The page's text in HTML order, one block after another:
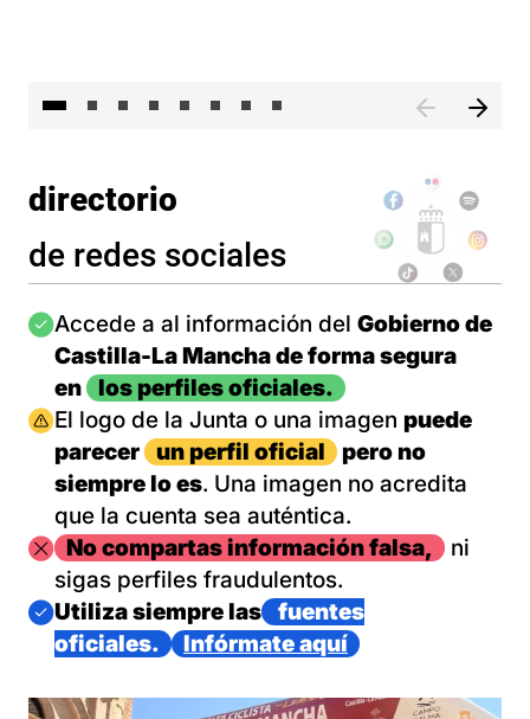
directorio
de redes sociales
Imagen
Accede a al información del Gobierno de
Castilla-La Mancha de forma segura
en
los perfiles oficiales.
Imagen
El logo de la Junta o una imagen puede
parecer
un perfil oficial
pero no
siempre lo es. Una imagen no acredita
que la cuenta sea auténtica.
ImagenNo compartas información falsa,
ni
sigas perfiles fraudulentos.
Imagen
Utiliza siempre las
fuentes
oficiales.
Infórmate aquí